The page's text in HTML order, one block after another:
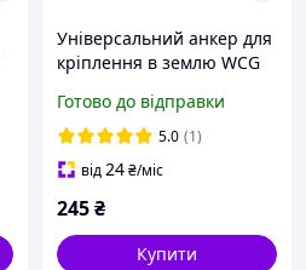
Універсальний анкер для
кріплення в землю WCG
Готово до відправки
5.0 (1)
від24₴/міс
245₴
Купити